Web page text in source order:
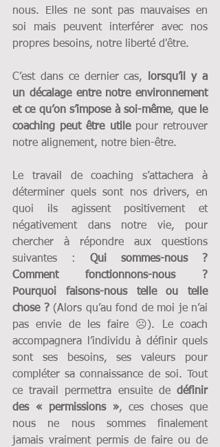
nous. Elles ne sont pas mauvaises en
soi mais peuvent interférer avec nos
propres besoins, notre liberté d'être.
C’est dans ce dernier cas,
lorsqu’il y a
un décalage entre notre environnement
et ce qu’on s’impose à soi-même, que le
coaching peut être utile pour retrouver
notre alignement, notre bien-être.
Le travail de coaching s’attachera à
déterminer quels sont nos drivers, en
quoi ils agissent positivement et
négativement dans notre vie, pour
chercher à répondre aux questions
suivantes : Qui sommes-nous ?
Comment fonctionnons-nous ?
Pourquoi faisons-nous telle ou telle
chose ? (Alors qu’au fond de moi je n’ai
pas envie de les faire ☹). Le coach
accompagnera l’individu à définir quels
sont ses besoins, ses valeurs pour
compléter sa connaissance de soi. Tout
ce travail permettra ensuite de définir
des « permissions », ces choses que
nous ne nous sommes finalement
jamais vraiment permis de faire ou de